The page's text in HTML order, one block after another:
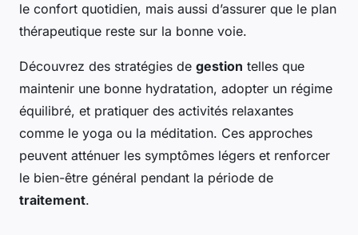
le confort quotidien, mais aussi d’assurer que le plan
thérapeutique reste sur la bonne voie.
Découvrez des stratégies de gestion telles que
maintenir une bonne hydratation, adopter un régime
équilibré, et pratiquer des activités relaxantes
comme le yoga ou la méditation. Ces approches
peuvent atténuer les symptômes légers et renforcer
le bien-être général pendant la période de
traitement.